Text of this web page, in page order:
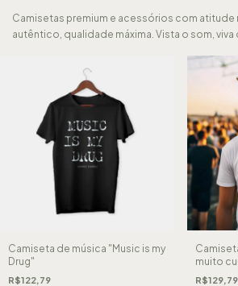
Camisetas premium e acessórios com atitude
autêntico, qualidade máxima. Vista o som, viva
Camiseta de música "Music is my
Drug"
R$122,79
muito
ruim.
R$129,79